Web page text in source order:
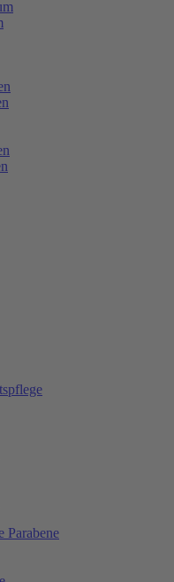
Parabene